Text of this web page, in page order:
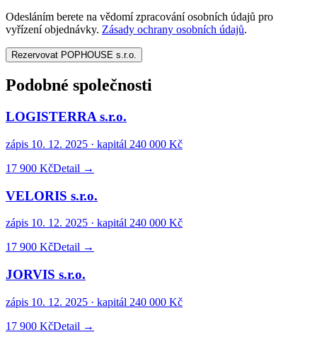
Odesláním berete na vědomí zpracování osobních údajů pro
vyřízení objednávky. Zásady ochrany osobních údajů.
Rezervovat POPHOUSE s.r.o.
Podobné společnosti
LOGISTERRA s.r.o.
zápis 10. 12. 2025 · kapitál 240 000 Kč
17 900 KčDetail →
VELORIS s.r.o.
zápis 10. 12. 2025 · kapitál 240 000 Kč
17 900 KčDetail →
JORVIS s.r.o.
zápis 10. 12. 2025 · kapitál 240 000 Kč
17 900 KčDetail →